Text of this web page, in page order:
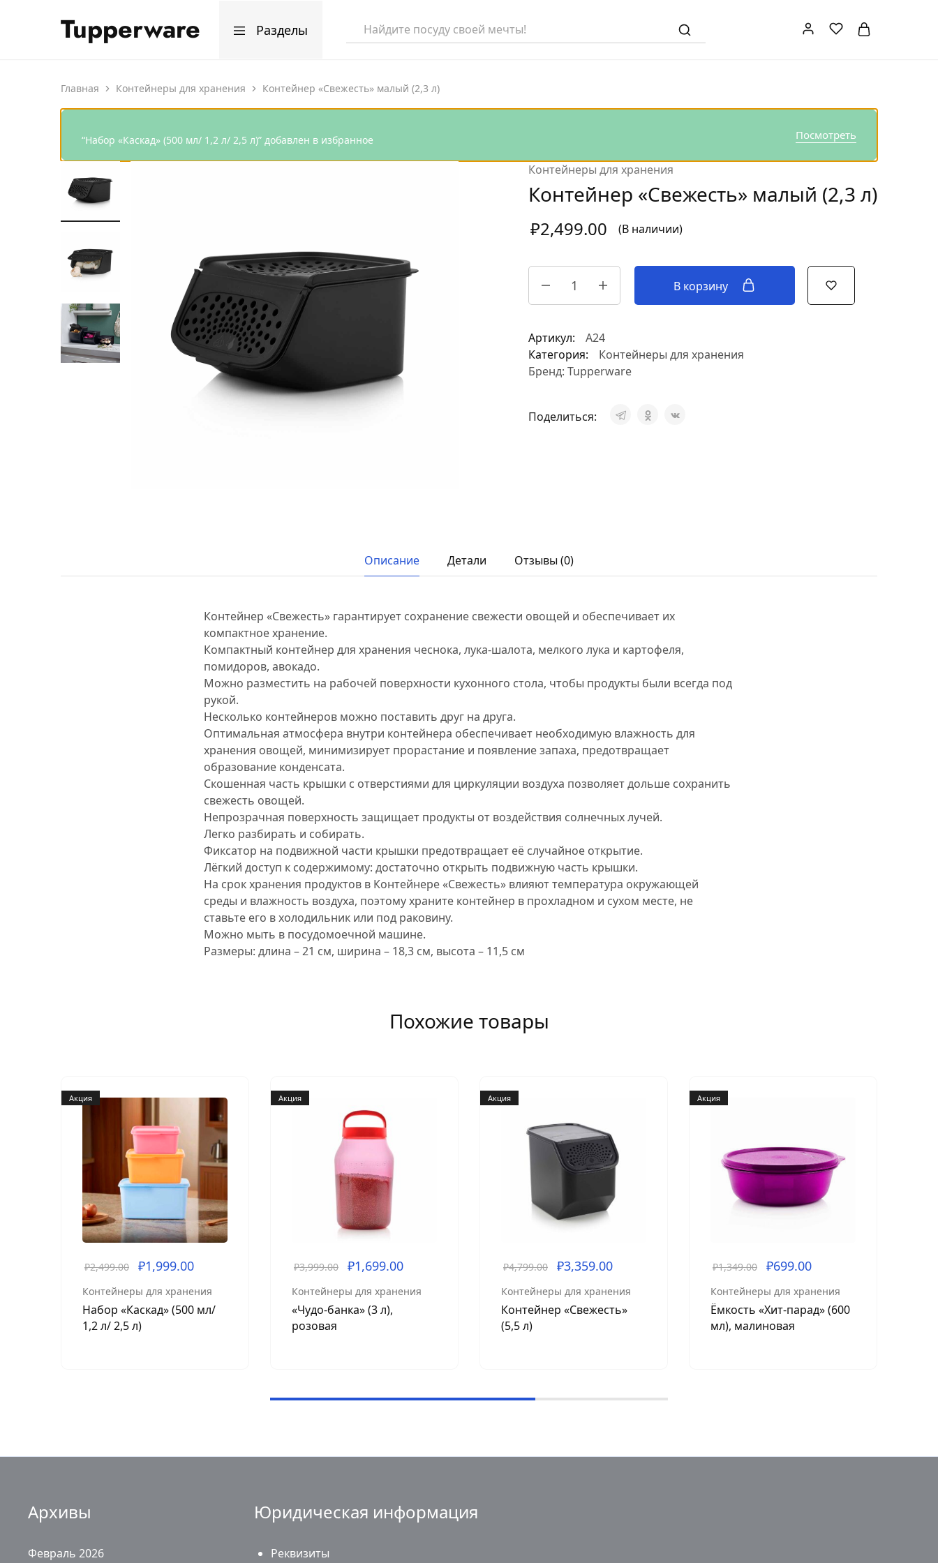
Tupperware
Магазин
продукции
Мир
лучшей
Разделы
Все изделия
Программа апреля
Программа марта
Рецепты
Главная Контейнеры для хранения Контейнер «Свежесть» малый (2,3 л)
Посмотреть
“Набор «Каскад» (500 мл/ 1,2 л/ 2,5 л)” добавлен в избранное
Контейнеры для хранения
Контейнер «Свежесть» малый (2,3 л)
₽2,499.00 (В наличии)
В корзину
Артикул:
А24
Категория:
Контейнеры для хранения
Бренд: Tupperware
Поделиться:
Описание Детали Отзывы (0)
Контейнер «Свежесть» гарантирует сохранение свежести овощей и обеспечивает их
компактное хранение.
Компактный контейнер для хранения чеснока, лука-шалота, мелкого лука и картофеля,
помидоров, авокадо.
Можно разместить на рабочей поверхности кухонного стола, чтобы продукты были всегда под
рукой.
Несколько контейнеров можно поставить друг на друга.
Оптимальная атмосфера внутри контейнера обеспечивает необходимую влажность для
хранения овощей, минимизирует прорастание и появление запаха, предотвращает
образование конденсата.
Скошенная часть крышки с отверстиями для циркуляции воздуха позволяет дольше сохранить
свежесть овощей.
Непрозрачная поверхность защищает продукты от воздействия солнечных лучей.
Легко разбирать и собирать.
Фиксатор на подвижной части крышки предотвращает её случайное открытие.
Лёгкий доступ к содержимому: достаточно открыть подвижную часть крышки.
На срок хранения продуктов в Контейнере «Свежесть» влияют температура окружающей
среды и влажность воздуха, поэтому храните контейнер в прохладном и сухом месте, не
ставьте его в холодильник или под раковину.
Можно мыть в посудомоечной машине.
Размеры: длина – 21 см, ширина – 18,3 см, высота – 11,5 см
Похожие товары
Акция
₽2,499.00 ₽1,999.00
Контейнеры для хранения
Набор «Каскад» (500 мл/
1,2 л/ 2,5 л)
Акция
₽3,999.00 ₽1,699.00
Контейнеры для хранения
«Чудо-банка» (3 л),
розовая
Акция
₽4,799.00 ₽3,359.00
Контейнеры для хранения
Контейнер «Свежесть»
(5,5 л)
Акция
₽1,349.00 ₽699.00
Контейнеры для хранения
Ёмкость «Хит-парад» (600
мл), малиновая
Архивы
Февраль 2026
Юридическая информация
Реквизиты